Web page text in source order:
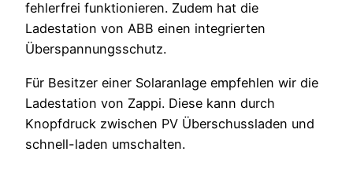
fehlerfrei funktionieren. Zudem hat die
Ladestation von ABB einen integrierten
Überspannungsschutz.
Für Besitzer einer Solaranlage empfehlen wir die
Ladestation von Zappi. Diese kann durch
Knopfdruck zwischen PV Überschussladen und
schnell-laden umschalten.